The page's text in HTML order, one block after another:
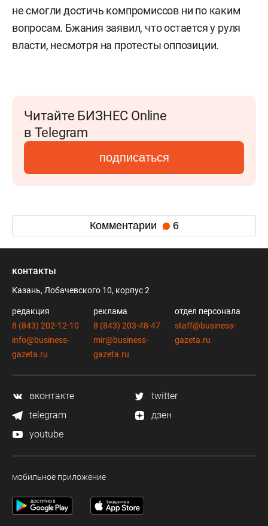
не смогли достичь компромиссов ни по каким
вопросам. Бжания заявил, что остается у руля
власти, несмотря на протесты оппозиции.
Читайте БИЗНЕС Online
в Telegram
подписаться
Комментарии 6
контакты
Казань, Лобачевского 10, корпус 2
редакция
8 (843) 202-12-10
info@business-
gazeta.ru
реклама
8 (843) 203-48-47
mir@business-
gazeta.ru
отдел персонала
staff@business-
gazeta.ru
вконтакте
twitter
telegram
дзен
youtube
мобильное приложение